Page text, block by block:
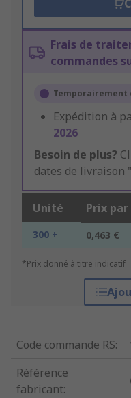
Frais de
commandes
Temporairement
Expédition à
2026
Besoin de plus?
dates de livraison
Unité Prix
300 + 0,463 €
*Prix donné à titre indicatif
Code commande RS:
Référence
fabricant: